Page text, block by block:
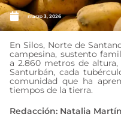
marzo 3, 2026
En Silos, Norte de
campesina, sustento
a 2.860 metros de
Santurbán, cada
comunidad que ha
tiempos de la tierra.
Redacción: Natalia